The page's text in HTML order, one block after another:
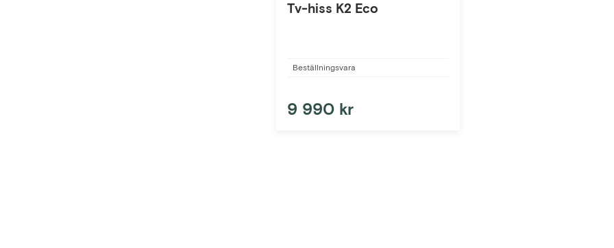
Tv-hiss K2 Eco
Beställningsvara
9 990 kr